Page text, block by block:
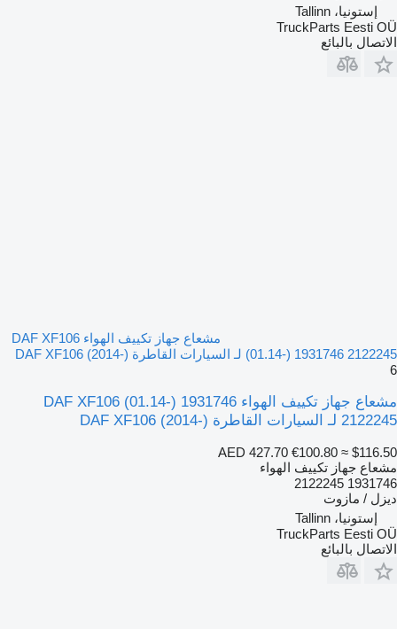
إستونيا، Tallinn
TruckParts Eesti OÜ
الاتصال بالبائع
مشعاع جهاز تكييف الهواء DAF XF106
(01.14-) 1931746 2122245 لـ السيارات القاطرة DAF XF106 (2014-)
6
مشعاع جهاز تكييف الهواء DAF XF106 (01.14-) 1931746
2122245 لـ السيارات القاطرة DAF XF106 (2014-)
AED 427.70 €100.80 ≈ $116.50
مشعاع جهاز تكييف الهواء
1931746 2122245
ديزل / مازوت
إستونيا، Tallinn
TruckParts Eesti OÜ
الاتصال بالبائع